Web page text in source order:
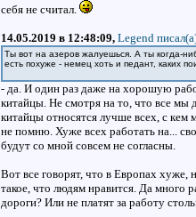
себя не считал.
14.05.2019 в 12:48:09, Legend
Ты вот на азеров жалуешься. А ты когда-
есть похуже - немец хоть и педант, каких
- да. И один раз даже на хорошую
китайцы. Не смотря на то, что все мы
китайцы относятся лучше всех, с кем
не помню. Хуже всех работать на...
будут со мной совсем не согласны.
Вот все говорят, что в Европах
такое, что людям нравится. Да много
дороги? Или не платят за работу